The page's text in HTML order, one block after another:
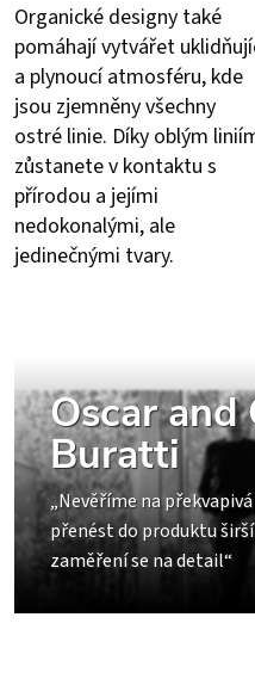
Organické designy také
pomáhají vytvářet
a plynoucí atmosféru, kde
jsou zjemněny všechny
ostré linie. Díky oblým
zůstanete v kontaktu s
přírodou a jejími
nedokonalými, ale
jedinečnými tvary.
Oscar and
Buratti
„Nevěříme na
přenést do produktu
zaměření se na detail“